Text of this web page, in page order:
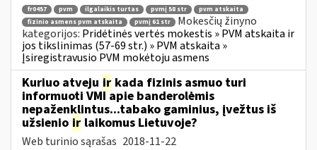
fr0457 pvm ilgalaikis turtas pvmį 58 str
pvm atskaita
fizinio asmens pvm atskaita
pvmį 61 str
Mokesčių žinyno
kategorijos: Pridėtinės vertės mokestis » PVM atskaita ir
jos tikslinimas (57-69 str.) » PVM atskaita »
Įsiregistravusio PVM mokėtoju asmens
Kuriuo atveju ir kada fizinis asmuo turi
informuoti VMI apie banderolėmis
nepaženklintus...tabako gaminius, įvežtus iš
užsienio ir laikomus Lietuvoje?
Web turinio sąrašas 2018-11-22